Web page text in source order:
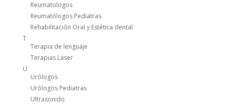
Reumatologos
Reumatólogos Pediatras
Rehabilitación Oral y Estética dental
T
Terapia de lenguaje
Terapias Laser
U
Urólogos
Urólogos Pediatras
Ultrasonido